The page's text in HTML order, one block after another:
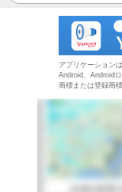
アプリケーション
Android、Android
商標または登録商標